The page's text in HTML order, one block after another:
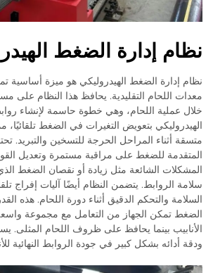
نظام إدارة الضغط
نظام إدارة الضغط الهيدروليكي هو ميزة أساسية
معدات اللحام التقليدية. يحافظ هذا النظام على
خلال عملية اللحام، وهي خطوة حاسمة لإنشاء
الهيدروليكي بتعويض التغيرات في الضغط
متسقة أثناء المراحل الحرجة للتسخين والتبريد.
المتقدمة للضغط على مراقبة مستمرة وتعديل
المشكلات الشائعة مثل زيادة أو نقصان الضغط
سلامة الروابط. يتضمن النظام أيضًا آليات إفراج
السلامة والتحكم الدقيق أثناء دورة اللحام. هذه
الضغط تمكن الجهاز من التعامل مع مجموعة
الأنابيب بينما يحافظ على ظروف اللحام المثلى.
ودقة أدائه بشكل كبير في جودة الروابط النهائية